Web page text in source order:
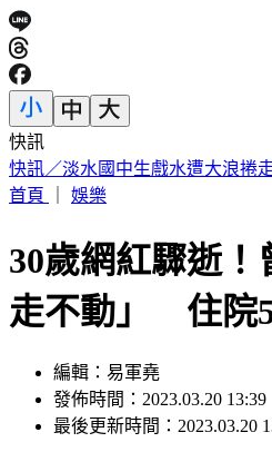
快訊
老高與小茉新片全程「黑底白字」
首頁
娛樂
30歲網紅驟逝！
走不動」 住院
編輯：易軍堯
發佈時間：2023.03.20 13:39
最後更新時間：2023.03.20